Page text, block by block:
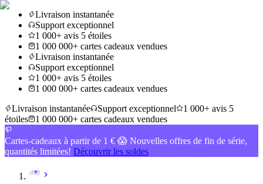
Livraison instantanée
Support exceptionnel
1 000+ avis 5 étoiles
1 000 000+ cartes cadeaux vendues
Livraison instantanée
Support exceptionnel
1 000+ avis 5 étoiles
1 000 000+ cartes cadeaux vendues
Livraison instantanée
Support exceptionnel
1 000+ avis 5
étoiles
1 000 000+ cartes cadeaux vendues
Cartes-cadeaux à partir de 1 € 😱 Nouvelles offres de fin de série,
quantités limitées! Découvrir les soldes